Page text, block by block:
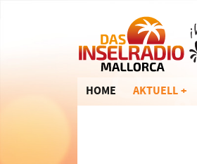
HOME AKTUELL